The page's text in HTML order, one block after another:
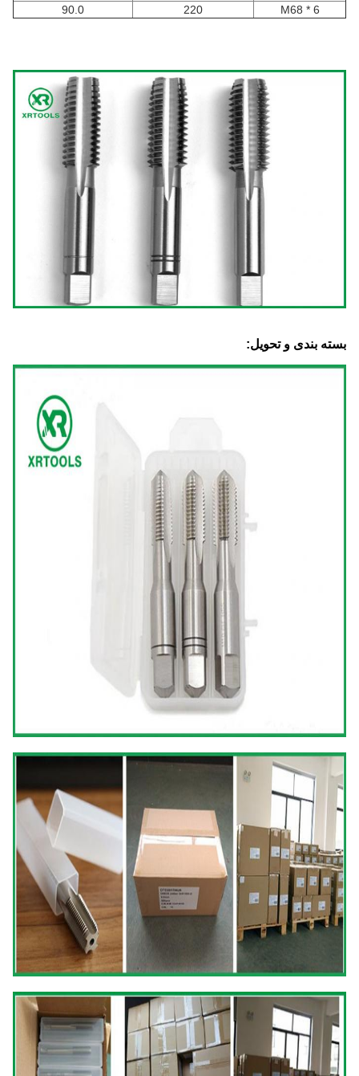
M68 * 6
220
90.0
بسته بندی و تحویل: